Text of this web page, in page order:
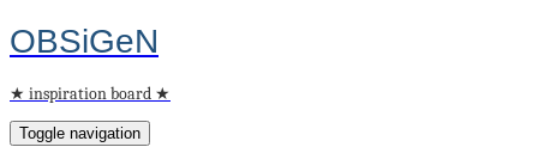
OBSiGeN
★ inspiration board ★
Toggle navigation